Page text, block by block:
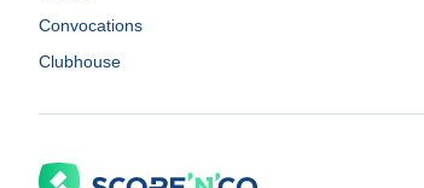
Convocations
Clubhouse